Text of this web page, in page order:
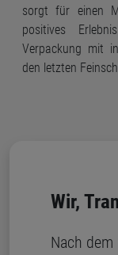
sorgt für einen
positives
Verpackung mit
den letzten
Wir,
Nach